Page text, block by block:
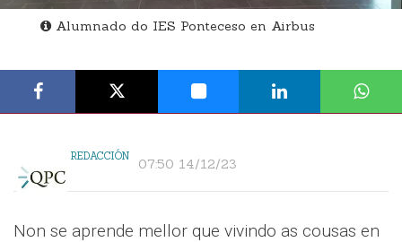
Alumnado do IES Ponteceso en Airbus
REDACCIÓN 07:50 14/12/23
Non se aprende mellor que vivindo as cousas en